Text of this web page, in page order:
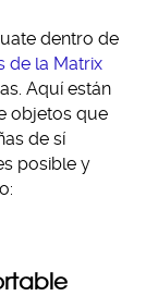
dentro de
de la Matrix
Aquí están
objetos que
de sí
posible y